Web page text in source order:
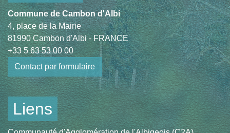
Commune de Cambon d'Albi
4, place de la Mairie
81990 Cambon d'Albi - FRANCE
+33 5 63 53 00 00
Contact par formulaire
Liens